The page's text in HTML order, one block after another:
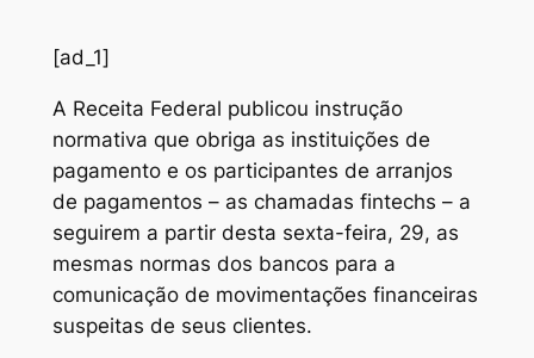
[ad_1]
A Receita Federal publicou instrução
normativa que obriga as instituições de
pagamento e os participantes de arranjos
de pagamentos – as chamadas fintechs – a
seguirem a partir desta sexta-feira, 29, as
mesmas normas dos bancos para a
comunicação de movimentações financeiras
suspeitas de seus clientes.